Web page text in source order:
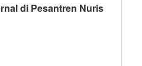
di Pesantren Nuris